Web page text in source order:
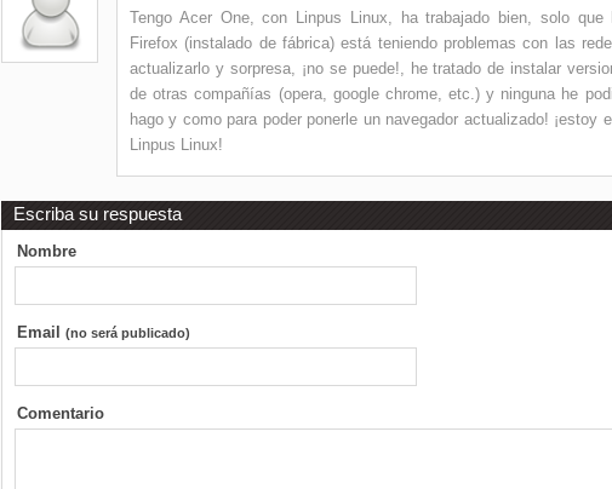
Tengo Acer One, con Linpus Linux, ha trabajado bien, solo que
Firefox (instalado de fábrica) está teniendo problemas con las
actualizarlo y sorpresa, ¡no se puede!, he tratado de instalar
de otras compañías (opera, google chrome, etc.) y ninguna he
hago y como para poder ponerle un navegador actualizado! ¡estoy
Linpus Linux!
Escriba su respuesta
Nombre
Email (no será publicado)
Comentario